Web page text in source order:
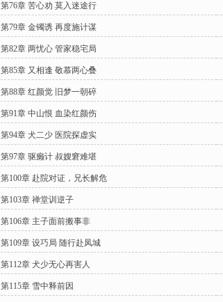
第76章 苦心劝 莫入迷途行
第79章 金镯诱 再度施计谋
第82章 两忧心 管家稳宅局
第85章 又相逢 敬慕两心叠
第88章 红颜觉 旧梦一朝碎
第91章 中山恨 血染红颜伤
第94章 犬二少 医院探虚实
第97章 驱癞计 叔嫂窘难堪
第100章 赴院对证，兄长解危
第103章 禅堂训逆子
第106章 主子面前搬事非
第109章 设巧局 随行赴凤城
第112章 犬少无心再害人
第115章 雪中释前因